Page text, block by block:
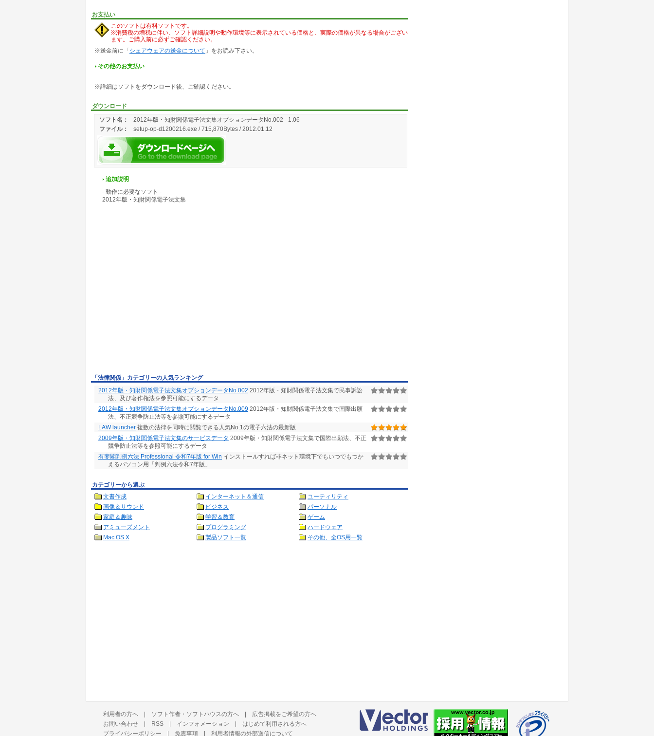
お支払い
このソフトは有料ソフトです。
※消費税の増税に伴い、ソフト詳細説明や動作環境等に表示されている価格と、実際の価格が異なる場合がござい
ます。ご購入前に必ずご確認ください。
※送金前に「シェアウェアの送金について 」をお読み下さい。
その他のお支払い
※詳細はソフトをダウンロード後、ご確認ください。
ダウンロード
ソフト名：
2012年版・知財関係電子法文集オプションデータNo.002 1.06
ファイル： setup-op-d1200216.exe / 715,870Bytes / 2012.01.12
追加説明
- 動作に必要なソフト -
2012年版・知財関係電子法文集
「法律関係」カテゴリーの人気ランキング
2012年版・知財関係電子法文集オプションデータNo.002 2012年版・知財関係電子法文集で民事訴訟
法、及び著作権法を参照可能にするデータ
2012年版・知財関係電子法文集オプションデータNo.009 2012年版・知財関係電子法文集で国際出願
法、不正競争防止法等を参照可能にするデータ
LAW launcher 複数の法律を同時に閲覧できる人気No.1の電子六法の最新版
2009年版・知財関係電子法文集のサービスデータ 2009年版・知財関係電子法文集で国際出願法、不正
競争防止法等を参照可能にするデータ
有斐閣判例六法 Professional 令和7年版 for Win インストールすれば非ネット環境下でもいつでもつか
えるパソコン用「判例六法令和7年版」
カテゴリーから選ぶ
文書作成
インターネット＆通信
ユーティリティ
画像＆サウンド
ビジネス
パーソナル
家庭＆趣味
学習＆教育
ゲーム
アミューズメント
プログラミング
ハードウェア
Mac OS X
製品ソフト一覧 その他、全OS用一覧
利用者の方へ | ソフト作者・ソフトハウスの方へ | 広告掲載をご希望の方へ
お問い合わせ | RSS | インフォメーション | はじめて利用される方へ
プライバシーポリシー | 免責事項 | 利用者情報の外部送信について